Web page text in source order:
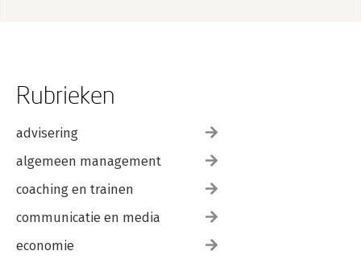
Rubrieken
advisering
algemeen management
coaching en trainen
communicatie en media
economie